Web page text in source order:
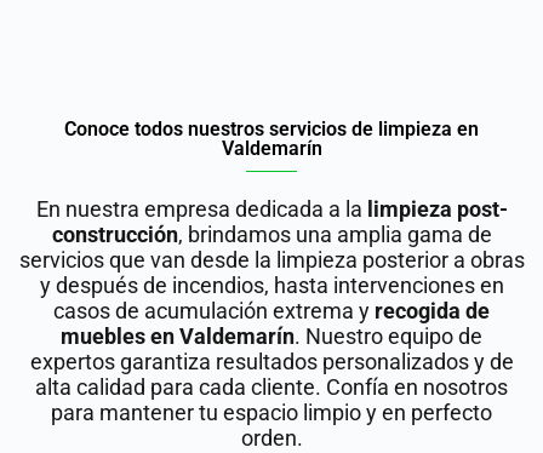
Conoce todos nuestros servicios de limpieza en
Valdemarín
En nuestra empresa dedicada a la limpieza post-
construcción, brindamos una amplia gama de
servicios que van desde la limpieza posterior a obras
y después de incendios, hasta intervenciones en
casos de acumulación extrema y recogida de
muebles en Valdemarín. Nuestro equipo de
expertos garantiza resultados personalizados y de
alta calidad para cada cliente. Confía en nosotros
para mantener tu espacio limpio y en perfecto
orden.